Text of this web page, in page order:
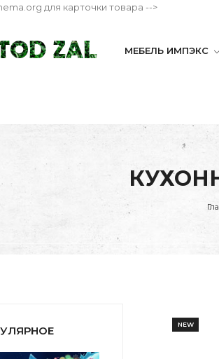
для карточки товара -->
МЕБЕЛЬ ИМПЭКС
NEW